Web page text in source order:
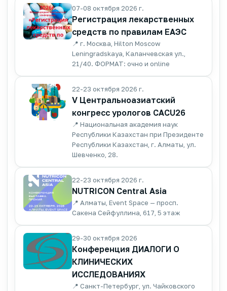
07-08 октября 2026 г.
Регистрация лекарственных
средств по правилам ЕАЭС
📍 г. Москва, Hilton Moscow
Leningradskaya, Каланчевская ул.,
21/40. ФОРМАТ: очно и online
22-23 октября 2026 г.
V Центральноазиатский
конгресс урологов CACU26
📍 Национальная академия наук
Республики Казахстан при Президенте
Республики Казахстан, г. Алматы, ул.
Шевченко, 28.
22-23 октября 2026 г.
NUTRICON Central Asia
📍 Алматы, Event Space — просп.
Сакена Сейфуллина, 617, 5 этаж
29-30 октября 2026
Конференция ДИАЛОГИ О
КЛИНИЧЕСКИХ
ИССЛЕДОВАНИЯХ
📍 Санкт-Петербург, ул. Чайковского